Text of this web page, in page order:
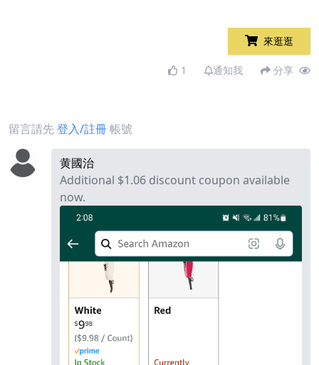
來逛逛
1 通知我 分享
留言請先登入/註冊帳號
黄國治
Additional $1.06 discount coupon available
now.